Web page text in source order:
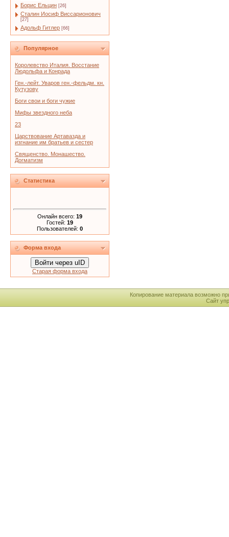
Борис Ельцин [26]
Сталин Иосиф Виссарионович
[27]
Адольф Гитлер [66]
Популярное
Королевство Италия. Восстание
Людольфа и Конрада
Ген.-лейт. Уваров ген.-фельдм. кн.
Кутузову
Боги свои и боги чужие
Мифы звездного неба
23
Царствование Артавазда и
изгнание им братьев и сестер
Священство. Монашество.
Догматизм
Статистика
Онлайн всего: 19
Гостей: 19
Пользователей: 0
Форма входа
Войти через uID
Старая форма входа
Копирование материала возможно
Сайт